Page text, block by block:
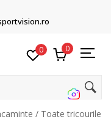
0 0
Toate tricourile